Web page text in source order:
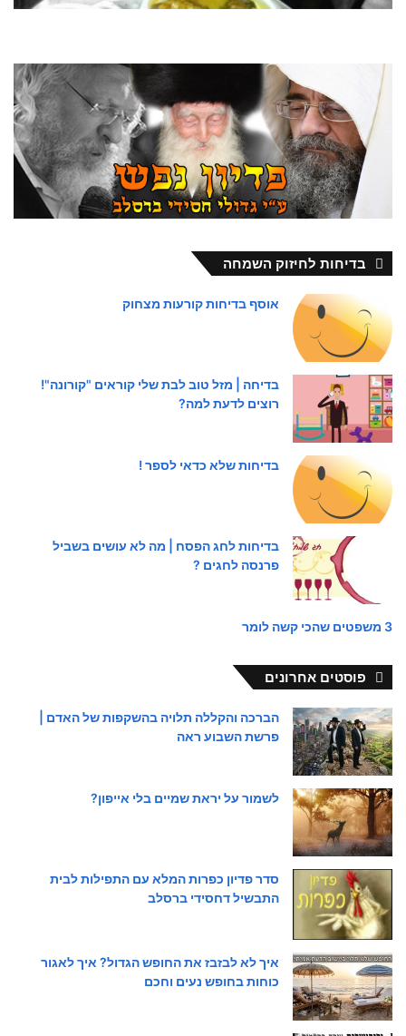
בדיחות לחיזוק השמחה
אוסף בדיחות קורעות מצחוק
בדיחה | מזל טוב לבת שלי קוראים "קורונה"!
רוצים לדעת למה?
בדיחות שלא כדאי לספר !
בדיחות לחג הפסח | מה לא עושים בשביל
פרנסה לחגים ?
3 משפטים שהכי קשה לומר
פוסטים אחרונים
הברכה והקללה תלויה בהשקפות של האדם |
פרשת השבוע ראה
לשמור על יראת שמיים בלי אייפון?
סדר פדיון כפרות המלא עם התפילות לבית
התבשיל דחסידי ברסלב
איך לא לבזבז את החופש הגדול? איך לאגור
כוחות בחופש נעים וחכם